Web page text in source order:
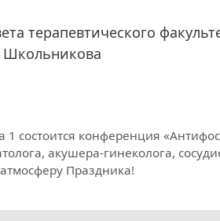
терапевтического
Школьникова
1 состоится конференция
акушера-гинеколога,
Праздника!